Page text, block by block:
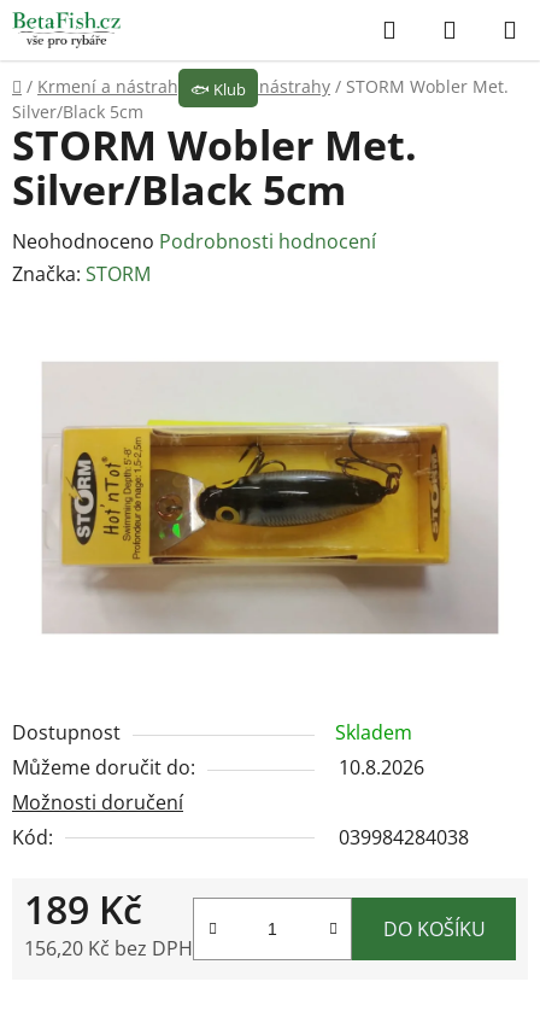
Přejít
na
obsah
Hledat
KOŠÍK
Domů
/ Krmení a nástrahy / Umělé nástrahy / STORM Wobler Met.
Silver/Black 5cm
Dostupnost
Skladem
Můžeme doručit do:
10.8.2026
Možnosti doručení
Kód:
039984284038
189 Kč
156,20 Kč bez DPH
DO KOŠÍKU
STORM Wobler Met.
Silver/Black 5cm
Průměrné
hodnocení
hvězdiček.
Neohodnoceno Podrobnosti hodnocení
Značka: STORM
🐟 Klub